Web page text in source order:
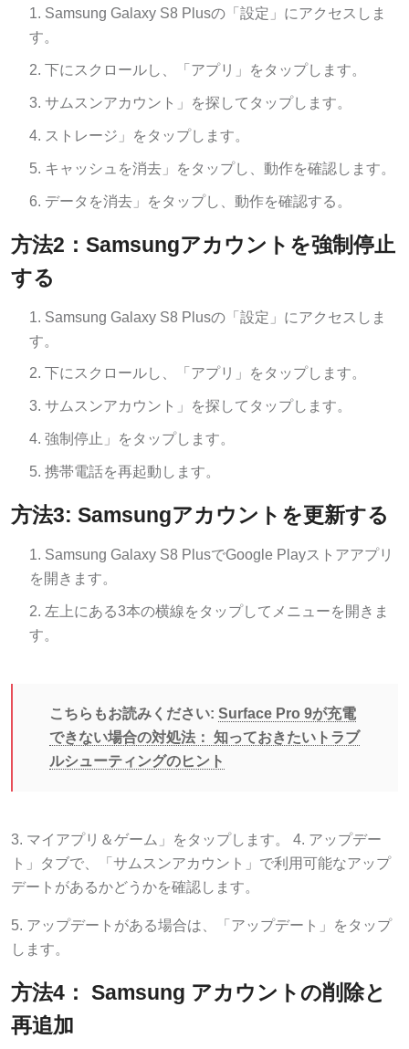
Samsung Galaxy S8 Plusの「設定」にアクセスしま
す。
下にスクロールし、「アプリ」をタップします。
サムスンアカウント」を探してタップします。
ストレージ」をタップします。
キャッシュを消去」をタップし、動作を確認します。
データを消去」をタップし、動作を確認する。
方法2：Samsungアカウントを強制停止
する
Samsung Galaxy S8 Plusの「設定」にアクセスしま
す。
下にスクロールし、「アプリ」をタップします。
サムスンアカウント」を探してタップします。
強制停止」をタップします。
携帯電話を再起動します。
方法3: Samsungアカウントを更新する
Samsung Galaxy S8 PlusでGoogle Playストアアプリ
を開きます。
左上にある3本の横線をタップしてメニューを開きま
す。
こちらもお読みください: Surface Pro 9が充電
できない場合の対処法： 知っておきたいトラブ
ルシューティングのヒント
3. マイアプリ＆ゲーム」をタップします。 4. アップデー
ト」タブで、「サムスンアカウント」で利用可能なアップ
デートがあるかどうかを確認します。
5. アップデートがある場合は、「アップデート」をタップ
します。
方法4： Samsung アカウントの削除と
再追加